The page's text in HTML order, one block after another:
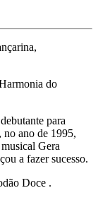
do
para
no ano de 1995,
Gera
a fazer sucesso.
Doce .